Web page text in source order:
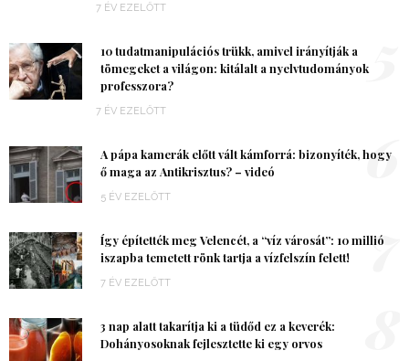
7 ÉV EZELŐTT
10 tudatmanipulációs trükk, amivel irányítják a
tömegeket a világon: kitálalt a nyelvtudományok
professzora?
7 ÉV EZELŐTT
A pápa kamerák előtt vált kámforrá: bizonyíték, hogy
ő maga az Antikrisztus? – videó
5 ÉV EZELŐTT
6
Így építették meg Velencét, a “víz városát”: 10 millió
iszapba temetett rönk tartja a vízfelszín felett!
7 ÉV EZELŐTT
7
3 nap alatt takarítja ki a tüdőd ez a keverék:
Dohányosoknak fejlesztette ki egy orvos